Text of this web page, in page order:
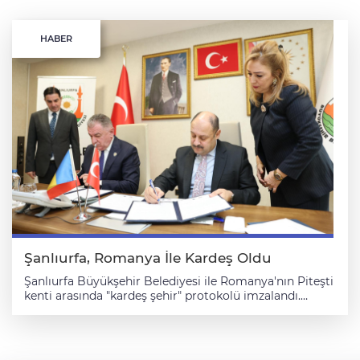
HABER
Şanlıurfa, Romanya İle Kardeş Oldu
Şanlıurfa Büyükşehir Belediyesi ile Romanya'nın Piteşti
kenti arasında "kardeş şehir" protokolü imzalandı.